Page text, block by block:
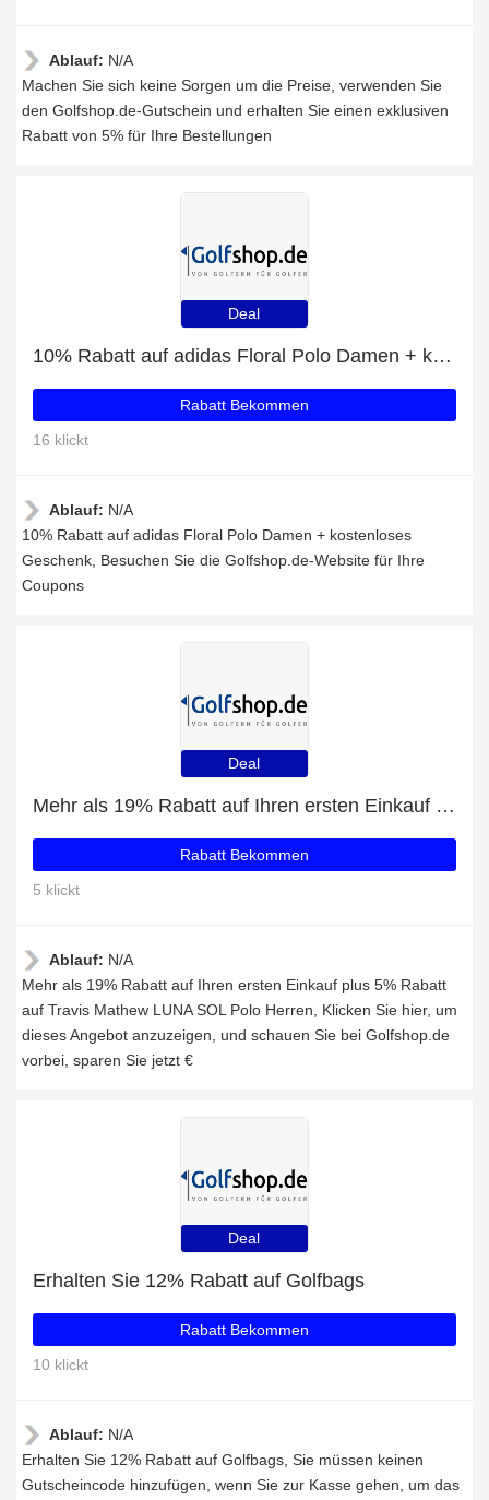
Ablauf: N/A
Machen Sie sich keine Sorgen um die Preise, verwenden Sie
den Golfshop.de-Gutschein und erhalten Sie einen exklusiven
Rabatt von 5% für Ihre Bestellungen
Deal
10% Rabatt auf adidas Floral Polo Damen + kostenloses Geschenk
Rabatt Bekommen
16 klickt
Ablauf: N/A
10% Rabatt auf adidas Floral Polo Damen + kostenloses
Geschenk, Besuchen Sie die Golfshop.de-Website für Ihre
Coupons
Deal
Mehr als 19% Rabatt auf Ihren ersten Einkauf plus 5% Rabatt auf Travis Mathew LUNA SOL Polo Herren
Rabatt Bekommen
5 klickt
Ablauf: N/A
Mehr als 19% Rabatt auf Ihren ersten Einkauf plus 5% Rabatt
auf Travis Mathew LUNA SOL Polo Herren, Klicken Sie hier, um
dieses Angebot anzuzeigen, und schauen Sie bei Golfshop.de
vorbei, sparen Sie jetzt €
Deal
Erhalten Sie 12% Rabatt auf Golfbags
Rabatt Bekommen
10 klickt
Ablauf: N/A
Erhalten Sie 12% Rabatt auf Golfbags, Sie müssen keinen
Gutscheincode hinzufügen, wenn Sie zur Kasse gehen, um das